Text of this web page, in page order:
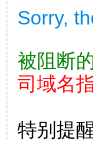
Sorry,
被阻断
司域名
特别提